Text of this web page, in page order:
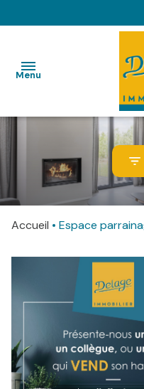
Menu
LOCATIONS
PROFESSIONNEL
GESTION
LOCATIVE
SYNDIC
ESPACE
PARRAINAGE
Accueil Espace